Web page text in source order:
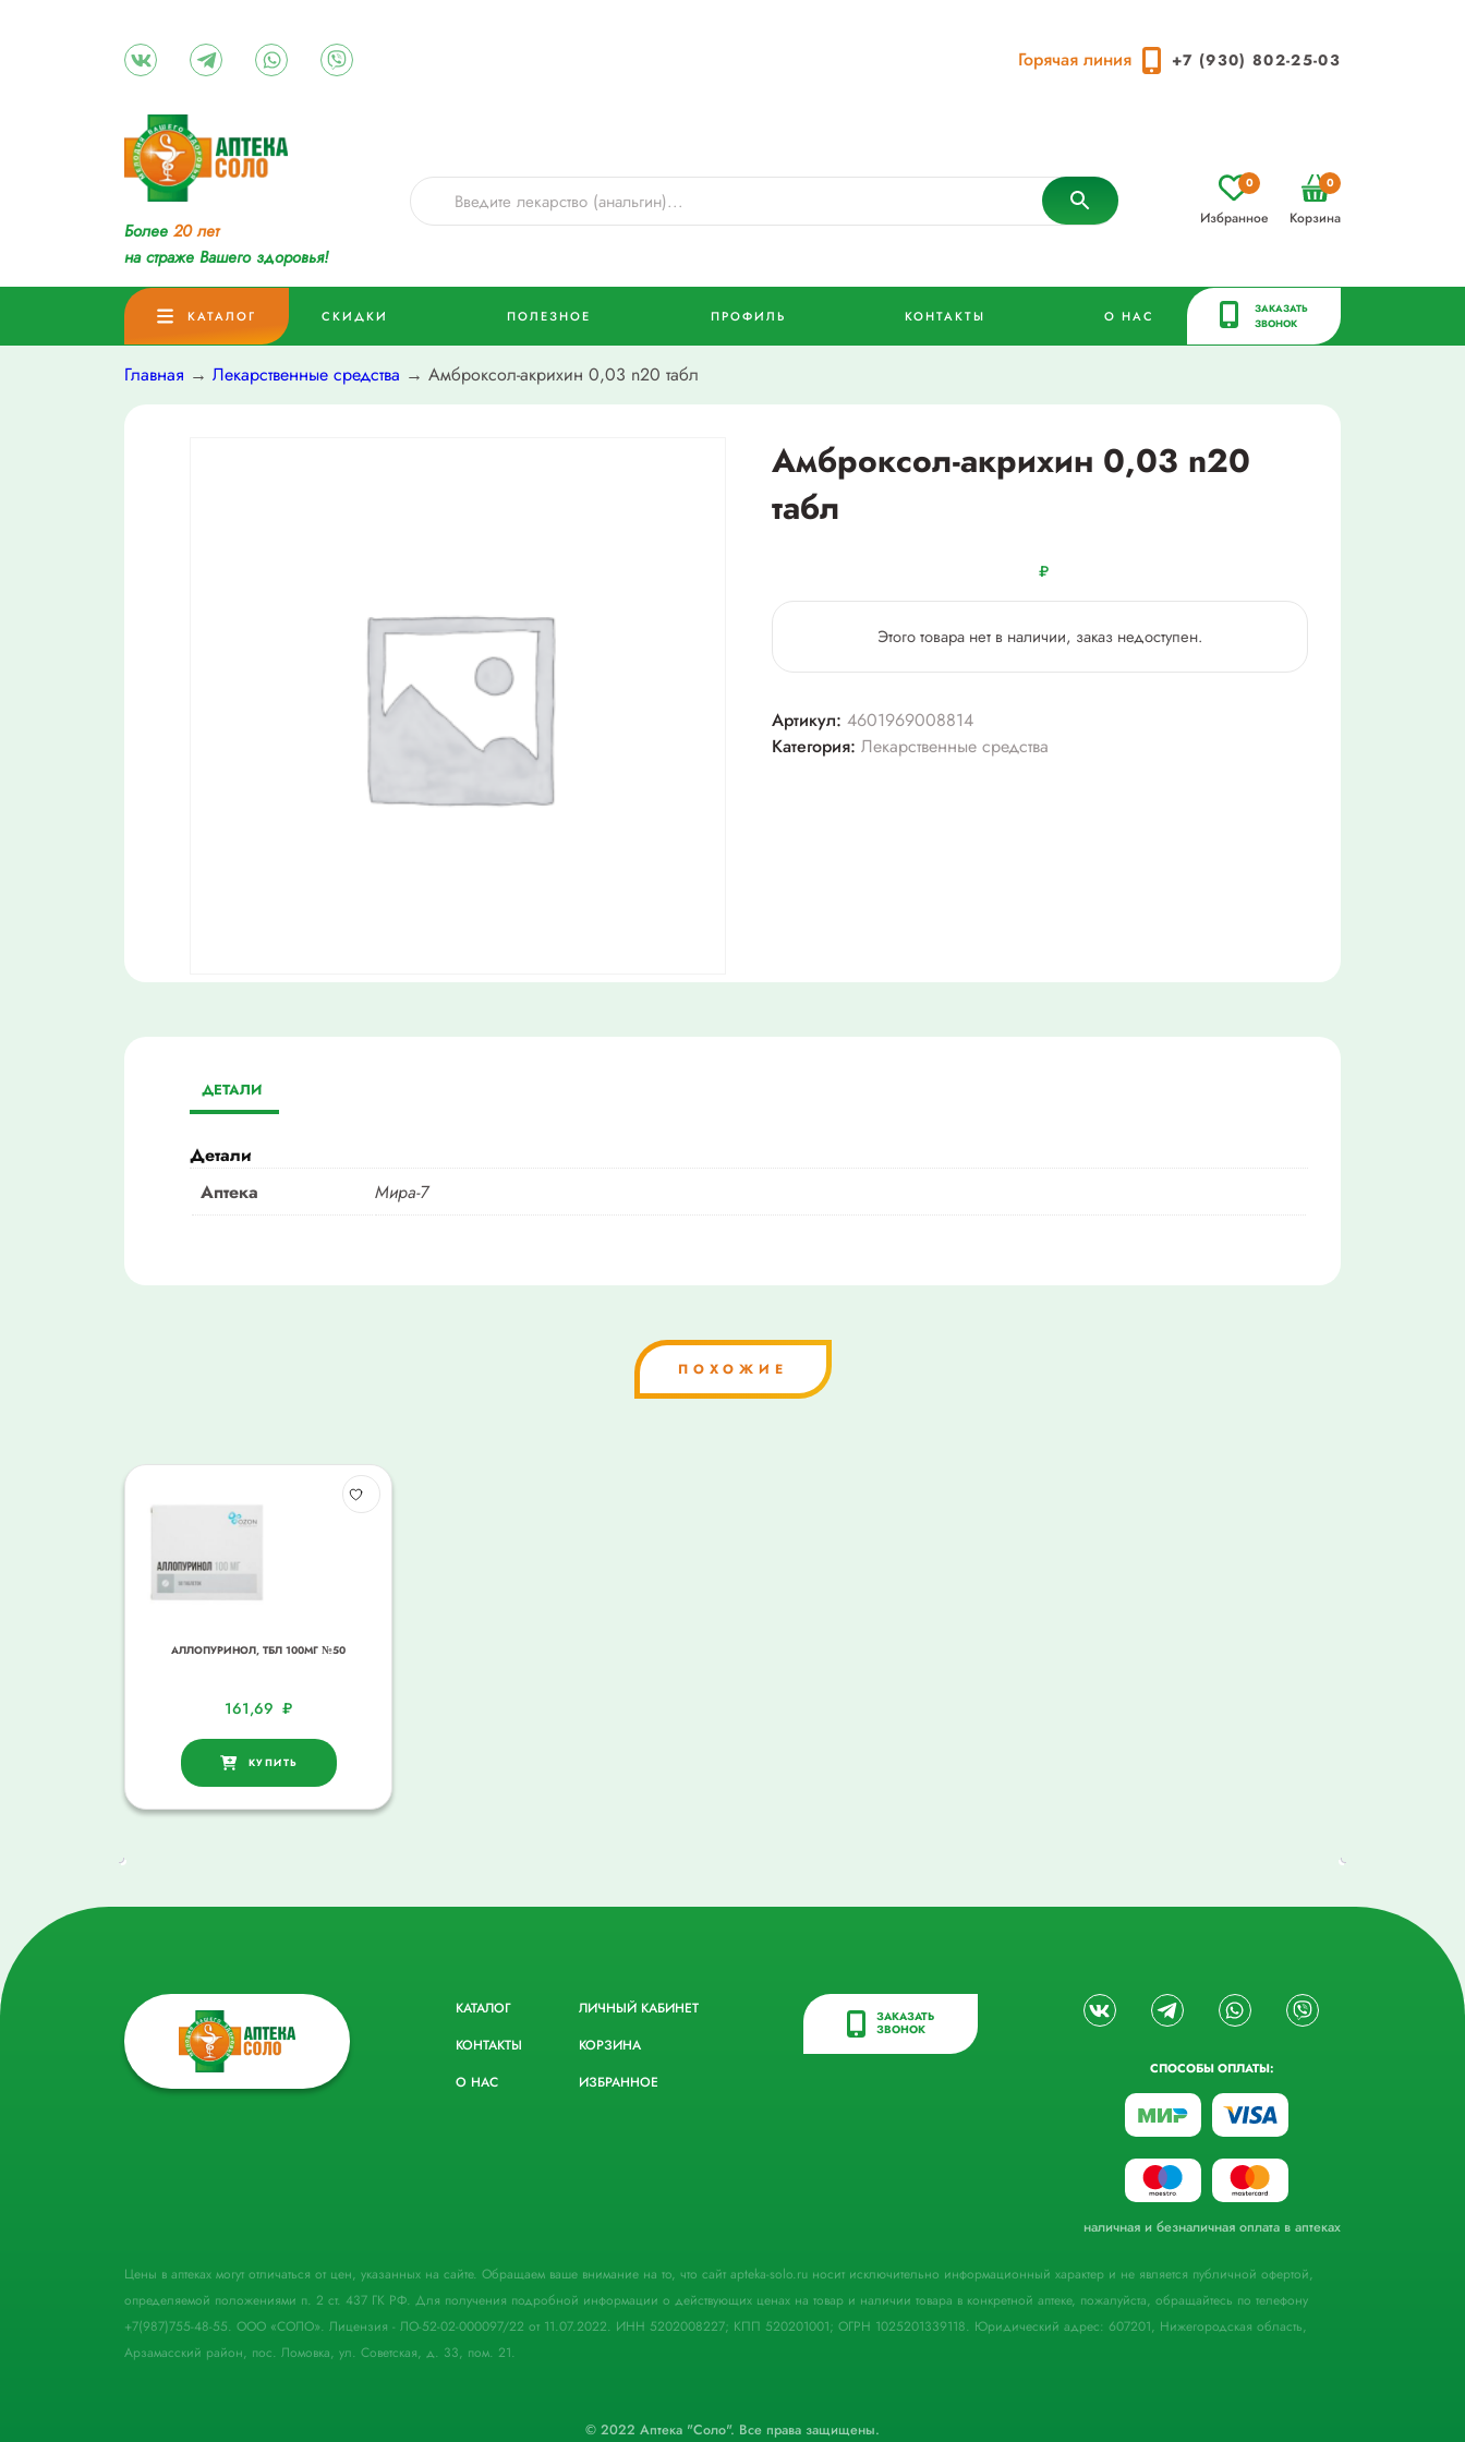
Горячая линия +7 (930) 802-25-03
Более 20 лет
на страже Вашего здоровья!
Избранное
0
Корзина
0
КАТАЛОГ СКИДКИ ПОЛЕЗНОЕ ПРОФИЛЬ КОНТАКТЫ О НАС
ЗАКАЗАТЬ
ЗВОНОК
Главная → Лекарственные средства → Амброксол-акрихин 0,03 n20 табл
Амброксол-акрихин 0,03 n20
табл
₽
Этого товара нет в наличии, заказ недоступен.
Артикул: 4601969008814
Категория: Лекарственные средства
ДЕТАЛИ
Детали
Аптека
Мира-7
ПОХОЖИЕ
АЛЛОПУРИНОЛ, ТБЛ 100МГ №50
161,69₽
КУПИТЬ
КАТАЛОГ
КОНТАКТЫ
О НАС
ЛИЧНЫЙ КАБИНЕТ
КОРЗИНА
ИЗБРАННОЕ
ЗАКАЗАТЬ
ЗВОНОК
СПОСОБЫ ОПЛАТЫ:
наличная и безналичная оплата в аптеках
Цены в аптеках могут отличаться от цен, указанных на сайте. Обращаем ваше внимание на то, что сайт apteka-solo.ru носит исключительно информационный характер и не является публичной офертой,
определяемой положениями п. 2 ст. 437 ГК РФ. Для получения подробной информации о действующих ценах на товар и наличии товара в конкретной аптеке, пожалуйста, обращайтесь по телефону
+7(987)755-48-55. ООО «СОЛО». Лицензия - ЛО-52-02-000097/22 от 11.07.2022. ИНН 5202008227; КПП 520201001; ОГРН 1025201339118. Юридический адрес: 607201, Нижегородская область,
Арзамасский район, пос. Ломовка, ул. Советская, д. 33, пом. 21.
© 2022 Аптека "Соло". Все права защищены.